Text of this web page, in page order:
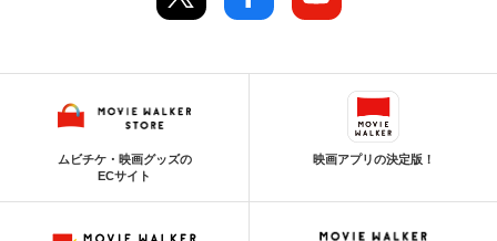
ムビチケ・映画グッズの
ECサイト
映画アプリの決定版！